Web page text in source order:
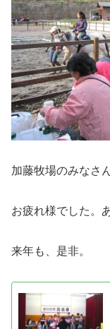
加藤牧場のみなさ
お疲れ様でした。
来年も、是非。